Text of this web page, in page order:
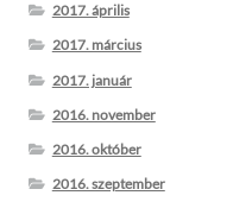
2017. április
2017. március
2017. január
2016. november
2016. október
2016. szeptember